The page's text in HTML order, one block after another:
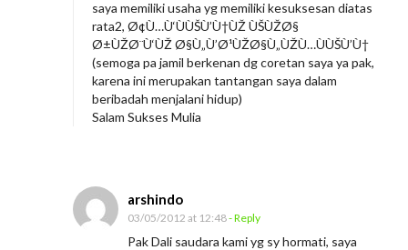
saya memiliki usaha yg memiliki kesuksesan diatas
rata2, Ø¢Ù…Ù‘ÙÙŠÙ’Ù†ÙŽ ÙŠÙŽØ§
Ø±ÙŽØ¨Ù‘ÙŽ Ø§Ù„Ù’Ø¹ÙŽØ§Ù„ÙŽÙ…ÙÙŠÙ’Ù†
(semoga pa jamil berkenan dg coretan saya ya pak,
karena ini merupakan tantangan saya dalam
beribadah menjalani hidup)
Salam Sukses Mulia
arshindo
03/05/2012 at 12:48- Reply
Pak Dali saudara kami yg sy hormati, saya